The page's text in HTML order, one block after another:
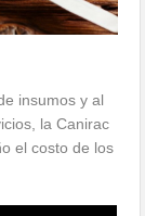
insumos y al
la Canirac
el costo de los